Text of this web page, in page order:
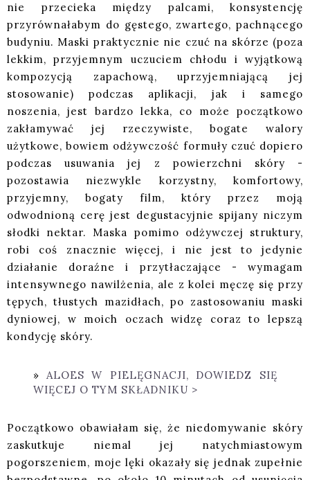
nie przecieka między palcami, konsystencję
przyrównałabym do gęstego, zwartego, pachnącego
budyniu. Maski praktycznie nie czuć na skórze (poza
lekkim, przyjemnym uczuciem chłodu i wyjątkową
kompozycją zapachową, uprzyjemniającą jej
stosowanie) podczas aplikacji, jak i samego
noszenia, jest bardzo lekka, co może początkowo
zakłamywać jej rzeczywiste, bogate walory
użytkowe, bowiem odżywczość formuły czuć dopiero
podczas usuwania jej z powierzchni skóry -
pozostawia niezwykle korzystny, komfortowy,
przyjemny, bogaty film, który przez moją
odwodnioną cerę jest degustacyjnie spijany niczym
słodki nektar. Maska pomimo odżywczej struktury,
robi coś znacznie więcej, i nie jest to jedynie
działanie doraźne i przytłaczające - wymagam
intensywnego nawilżenia, ale z kolei męczę się przy
tępych, tłustych mazidłach, po zastosowaniu maski
dyniowej, w moich oczach widzę coraz to lepszą
kondycję skóry.
ALOES W PIELĘGNACJI, DOWIEDZ SIĘ
WIĘCEJ O TYM SKŁADNIKU >
Początkowo obawiałam się, że niedomywanie skóry
zaskutkuje niemal jej natychmiastowym
pogorszeniem, moje lęki okazały się jednak zupełnie